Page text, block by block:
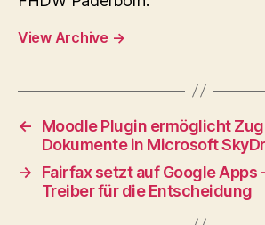
View Archive →
←
Moodle Plugin ermöglicht
Dokumente in Microsoft
→
Fairfax setzt auf Google Apps
Treiber für die Entscheidung